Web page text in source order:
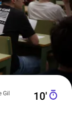
Gil
10′